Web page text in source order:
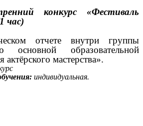
конкурс «Фестиваль
час)
отчете внутри группы
основной образовательной
мастерства».
индивидуальная.